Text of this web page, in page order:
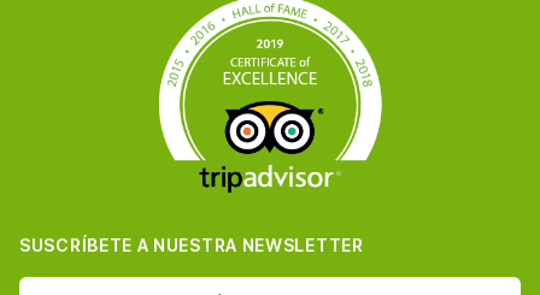
SUSCRÍBETE A NUESTRA NEWSLETTER